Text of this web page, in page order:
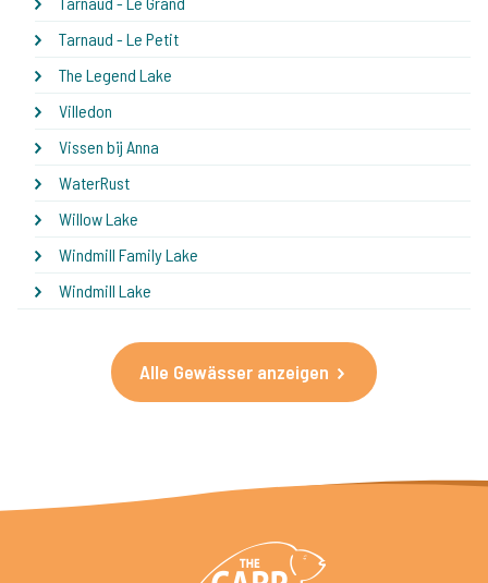
Tarnaud - Le Petit
The Legend Lake
Villedon
Vissen bij Anna
WaterRust
Willow Lake
Windmill Family Lake
Windmill Lake
Alle Gewässer anzeigen